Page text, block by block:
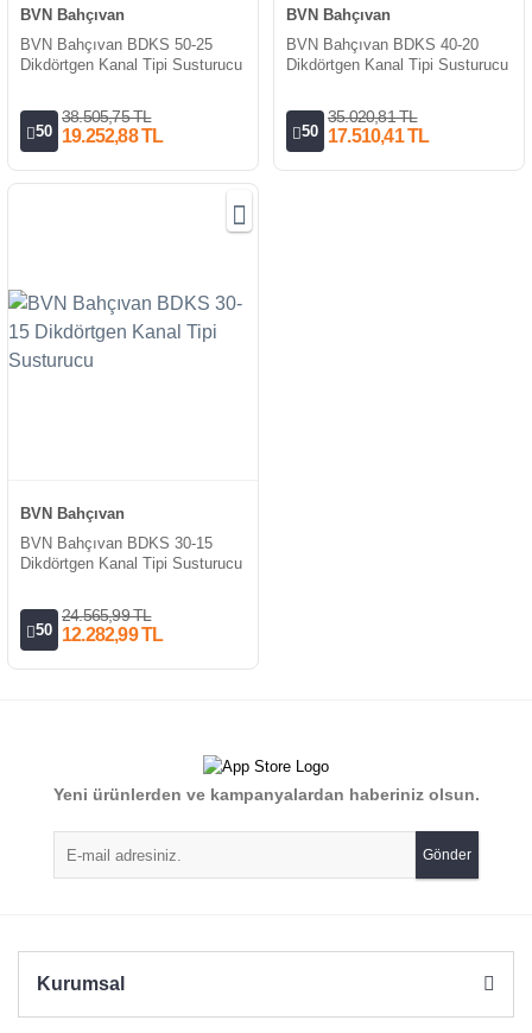
BVN Bahçıvan
BVN Bahçıvan BDKS 50-25
Dikdörtgen Kanal Tipi Susturucu
50
38.505,75 TL
19.252,88 TL
BVN Bahçıvan
BVN Bahçıvan BDKS 40-20
Dikdörtgen Kanal Tipi Susturucu
50
35.020,81 TL
17.510,41 TL
BVN Bahçıvan
BVN Bahçıvan BDKS 30-15
Dikdörtgen Kanal Tipi Susturucu
50
24.565,99 TL
12.282,99 TL
Yeni ürünlerden ve kampanyalardan haberiniz olsun.
Gönder
Kurumsal